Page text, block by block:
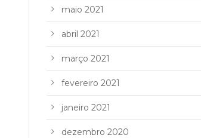
maio 2021
abril 2021
março 2021
fevereiro 2021
janeiro 2021
dezembro 2020